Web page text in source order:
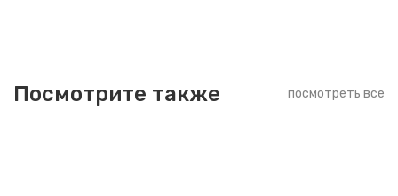
Посмотрите также посмотреть все